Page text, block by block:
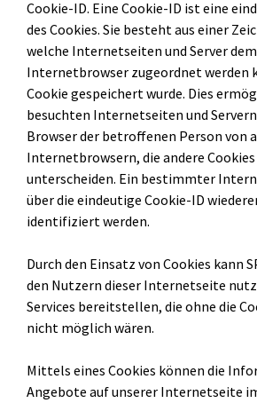
Cookie-ID. Eine Cookie-ID ist eine
des Cookies. Sie besteht aus einer
welche Internetseiten und Server
Internetbrowser zugeordnet werden
Cookie gespeichert wurde. Dies
besuchten Internetseiten und
Browser der betroffenen Person von
Internetbrowsern, die andere
unterscheiden. Ein bestimmter
über die eindeutige Cookie-ID
identifiziert werden.
Durch den Einsatz von Cookies kann
den Nutzern dieser Internetseite
Services bereitstellen, die ohne die
nicht möglich wären.
Mittels eines Cookies können die
Angebote auf unserer Internetseite